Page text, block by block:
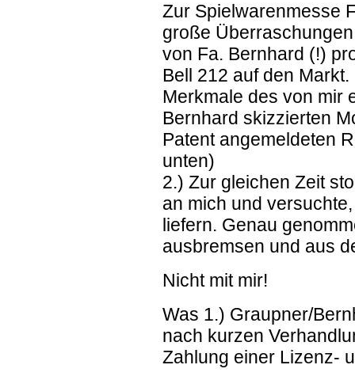
Zur Spielwarenmesse
große
von Fa. Bernhard (!)
Bell 212 auf den
Merkmale des von mir
Bernhard skizzierten
Patent angemeldeten
unten)
2.) Zur gleichen Zeit
an mich und
liefern. Genau
ausbremsen und aus
Nicht mit mir!
Was 1.) Graupner/
nach kurzen
Zahlung einer Lizenz-